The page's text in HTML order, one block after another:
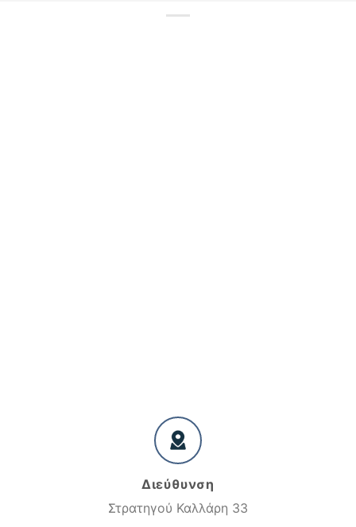
Διεύθυνση
Στρατηγού Καλλάρη 33